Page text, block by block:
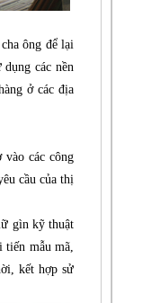
ông để lại
các nền
ở các địa
các công
cầu của thị
gìn kỹ thuật
tiến mẫu mã,
kết hợp sử